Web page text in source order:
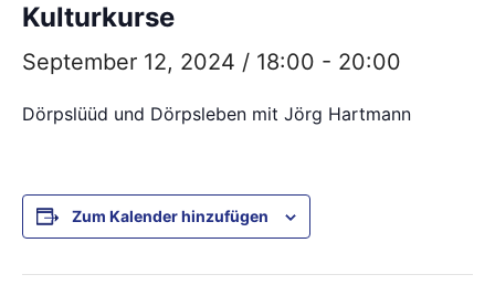
Kulturkurse
September 12, 2024 / 18:00 - 20:00
Dörpslüüd und Dörpsleben mit Jörg Hartmann
Zum Kalender hinzufügen